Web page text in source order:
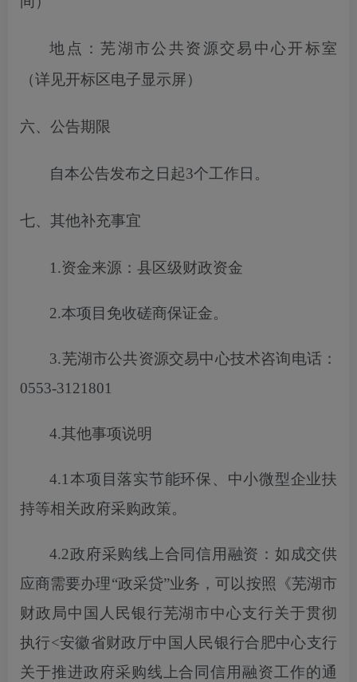
地点：芜湖市公共资源交易中心开标室
（详见开标区电子显示屏）
六、公告期限
自本公告发布之日起3个工作日。
七、其他补充事宜
1.资金来源 ：县区级财政资金
2.本项目免收磋商保证金。
3.芜湖市公共资源交易中心技术咨询电话：
0553-3121801
4.其他事项说明
4.1本项目落实节能环保、中小微型企业扶
持等相关政府采购政策。
4.2政府采购线上合同信用融资：如成交供
应商需要办理“政采贷”业务，可以按照《芜湖市
财政局中国人民银行芜湖市中心支行关于贯彻
执行<安徽省财政厅中国人民银行合肥中心支行
关于推进政府采购线上合同信用融资工作的通